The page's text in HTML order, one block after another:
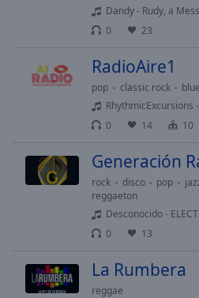
modal
window.
close
Dandy - Rudy, a
0
23
RadioAire1
pop classic rock
RhythmicExcursions
0
14 10
Generación
rock disco pop
reggaeton
Desconocido -
0
13
La Rumbera
reggae